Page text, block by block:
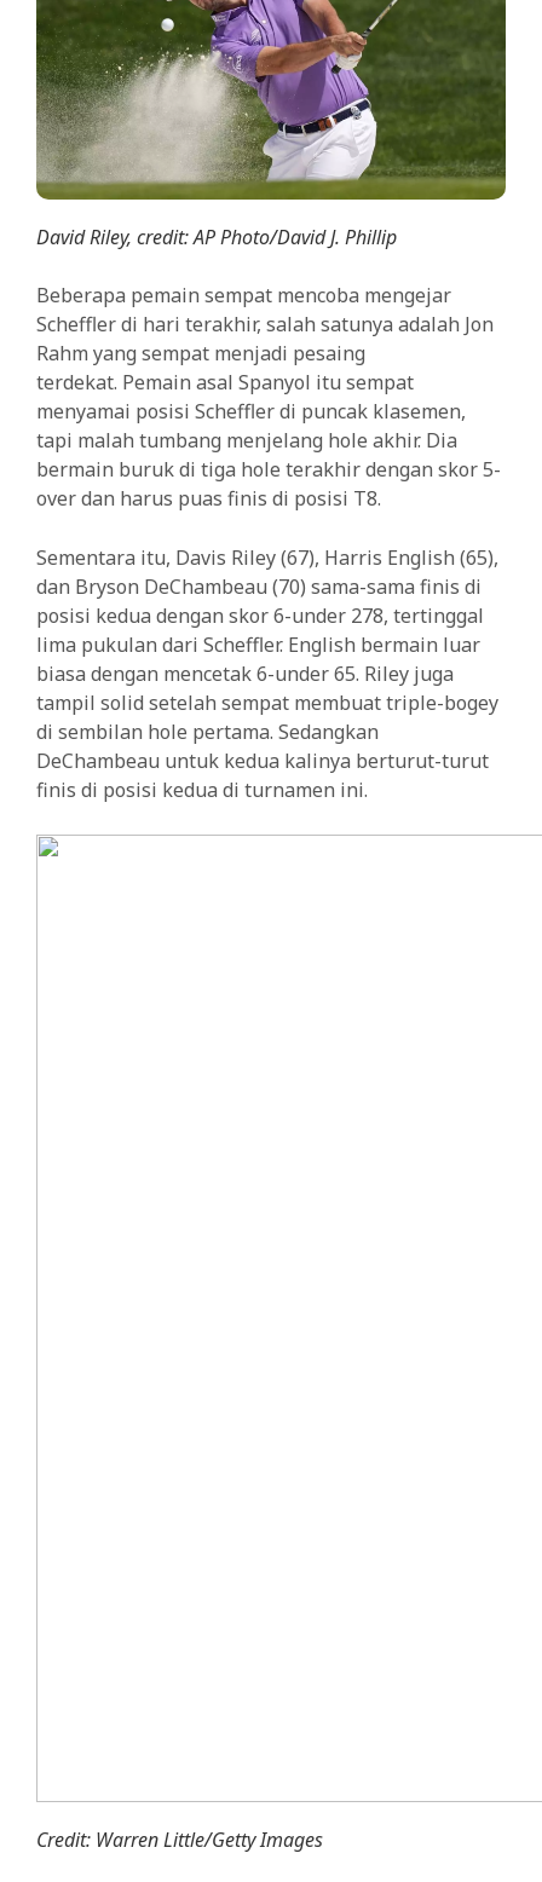
David Riley, credit: AP Photo/David J. Phillip
Beberapa pemain sempat mencoba mengejar
Scheffler di hari terakhir, salah satunya adalah Jon
Rahm yang sempat menjadi pesaing
terdekat. Pemain asal Spanyol itu sempat
menyamai posisi Scheffler di puncak klasemen,
tapi malah tumbang menjelang hole akhir. Dia
bermain buruk di tiga hole terakhir dengan skor 5-
over dan harus puas finis di posisi T8.
Sementara itu, Davis Riley (67), Harris English (65),
dan Bryson DeChambeau (70) sama-sama finis di
posisi kedua dengan skor 6-under 278, tertinggal
lima pukulan dari Scheffler. English bermain luar
biasa dengan mencetak 6-under 65. Riley juga
tampil solid setelah sempat membuat triple-bogey
di sembilan hole pertama. Sedangkan
DeChambeau untuk kedua kalinya berturut-turut
finis di posisi kedua di turnamen ini.
Credit: Warren Little/Getty Images